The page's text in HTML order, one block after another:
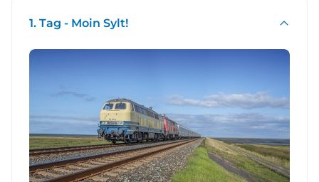
1. Tag - Moin Sylt!